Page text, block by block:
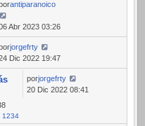
antiparanoico
Abr 2023 03:26
jorgefrty
Dic 2022 19:47
1234
porjorgefrty
20 Dic 2022 08:41